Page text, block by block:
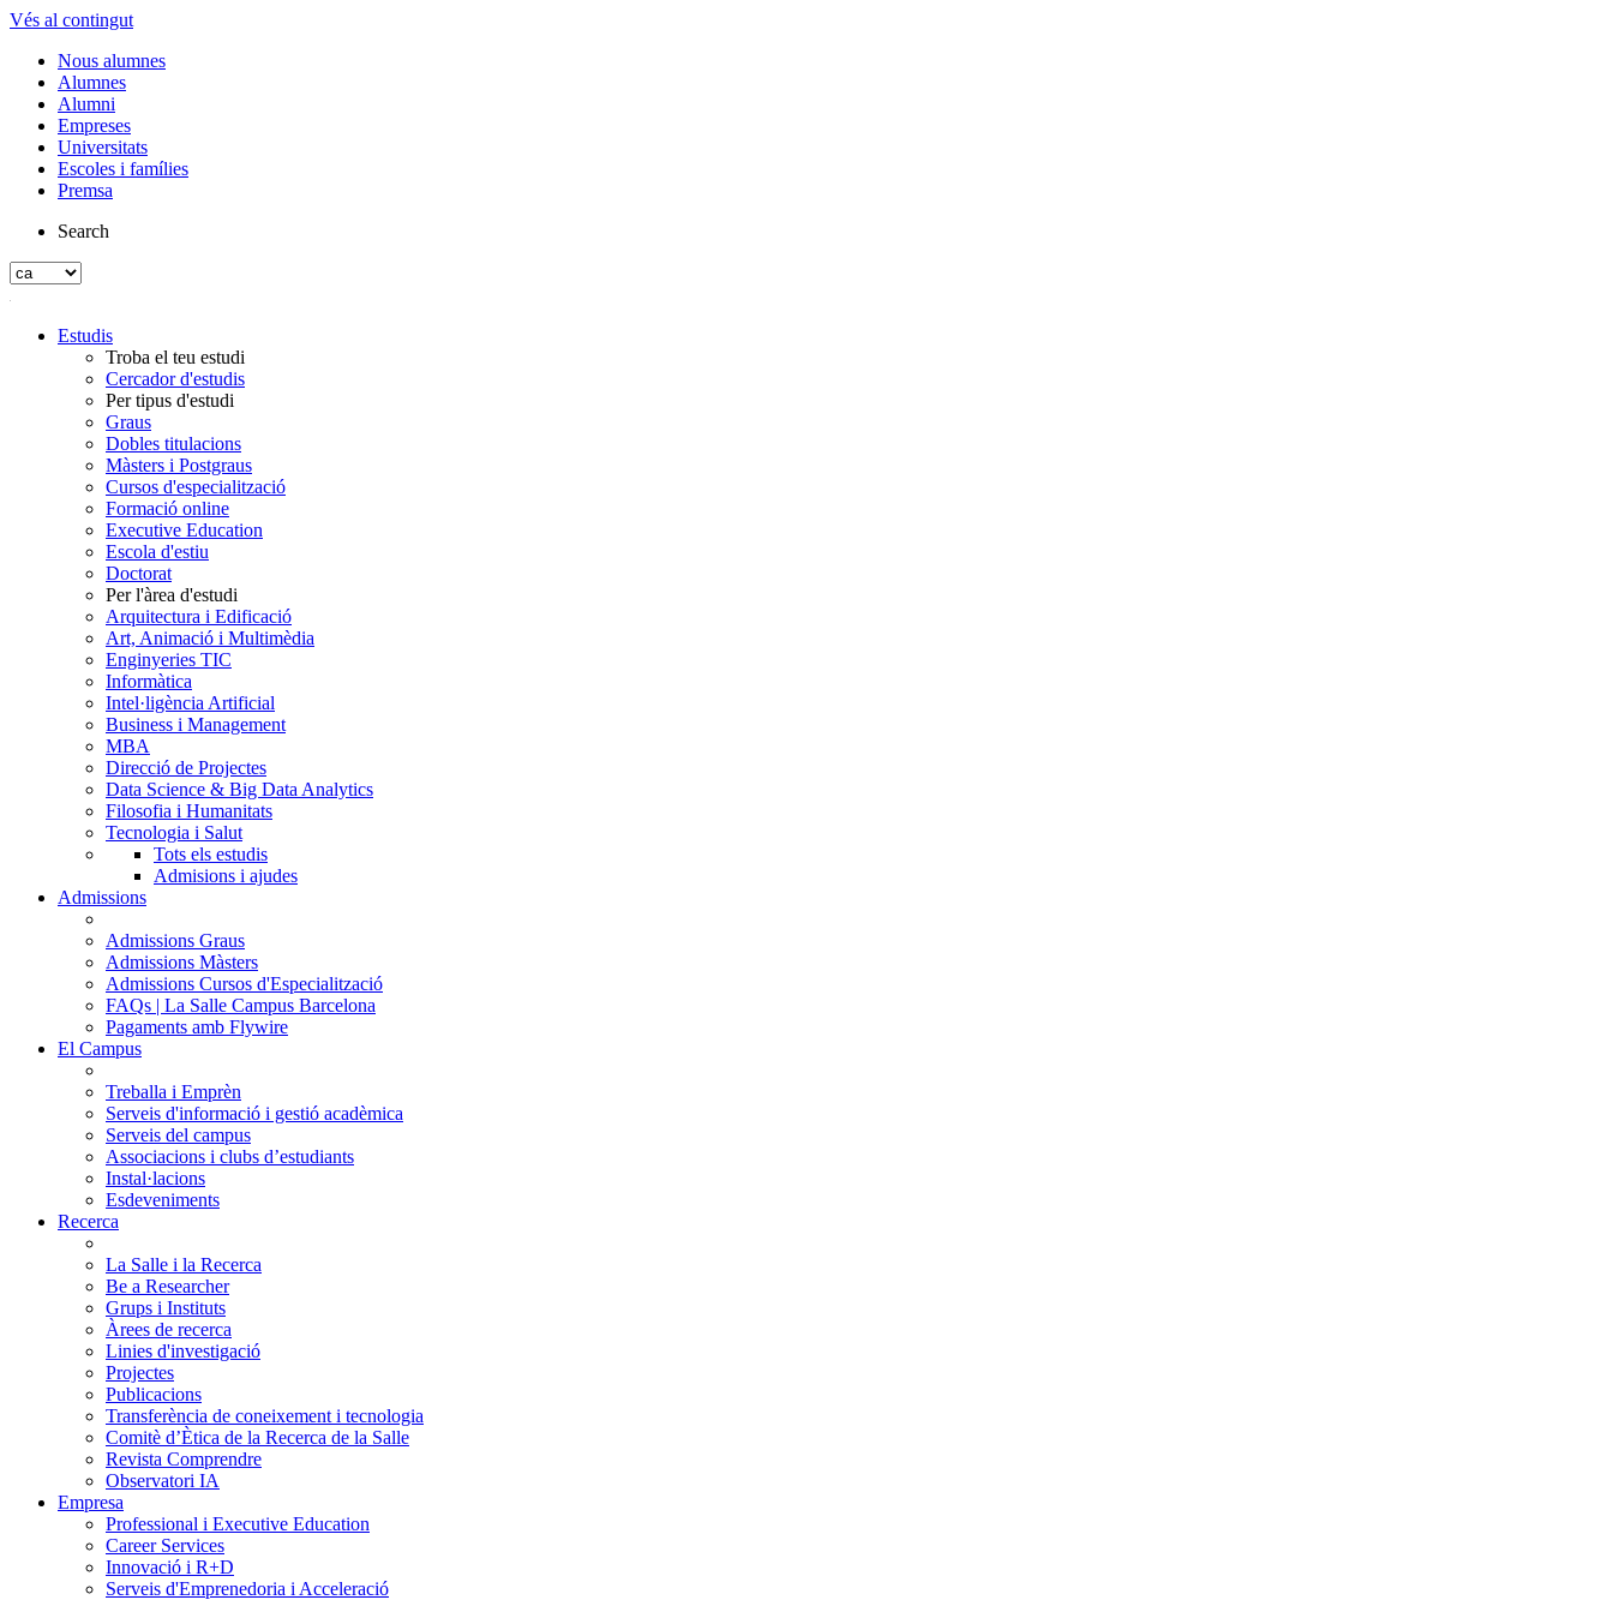
Vés al contingut
Nous alumnes
Alumnes
Alumni
Empreses
Universitats
Escoles i famílies
Premsa
Search
Estudis
Troba el teu estudi
Cercador d'estudis
Per tipus d'estudi
Graus
Dobles titulacions
Màsters i Postgraus
Cursos d'especialització
Formació online
Executive Education
Escola d'estiu
Doctorat
Per l'àrea d'estudi
Arquitectura i Edificació
Art, Animació i Multimèdia
Enginyeries TIC
Informàtica
Intel·ligència Artificial
Business i Management
MBA
Direcció de Projectes
Data Science & Big Data Analytics
Filosofia i Humanitats
Tecnologia i Salut
Tots els estudis
Admisions i ajudes
Admissions
Admissions Graus
Admissions Màsters
Admissions Cursos d'Especialització
FAQs | La Salle Campus Barcelona
Pagaments amb Flywire
El Campus
Treballa i Emprèn
Serveis d'informació i gestió acadèmica
Serveis del campus
Associacions i clubs d’estudiants
Instal·lacions
Esdeveniments
Recerca
La Salle i la Recerca
Be a Researcher
Grups i Instituts
Àrees de recerca
Linies d'investigació
Projectes
Publicacions
Transferència de coneixement i tecnologia
Comitè d’Ètica de la Recerca de la Salle
Revista Comprendre
Observatori IA
Empresa
Professional i Executive Education
Career Services
Innovació i R+D
Serveis d'Emprenedoria i Acceleració